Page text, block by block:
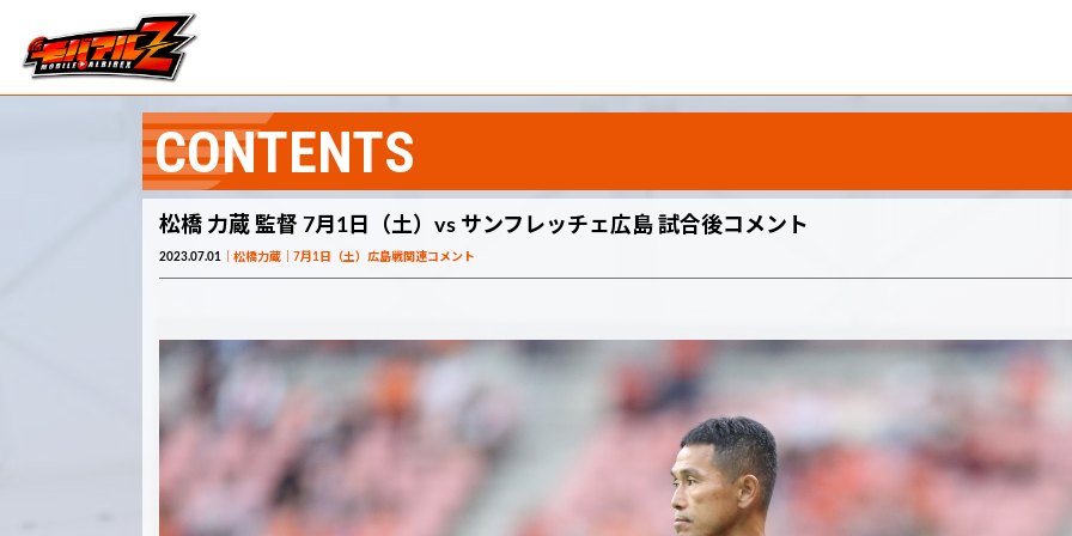
CONTENTS
松橋 力蔵 監督 7月1日（土）vs サンフレッチェ広島 試合後コメント
2023.07.01 松橋力蔵 7月1日（土）広島戦関連コメント